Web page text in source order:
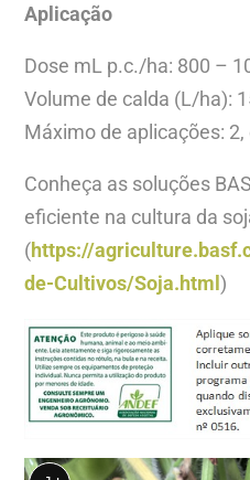
Aplicação
Dose mL p.c./ha: 800 –
Volume de calda (L/ha):
Máximo de aplicações:
Conheça as soluções
eficiente na cultura da
(https://
de-Cultivos/Soja.html)